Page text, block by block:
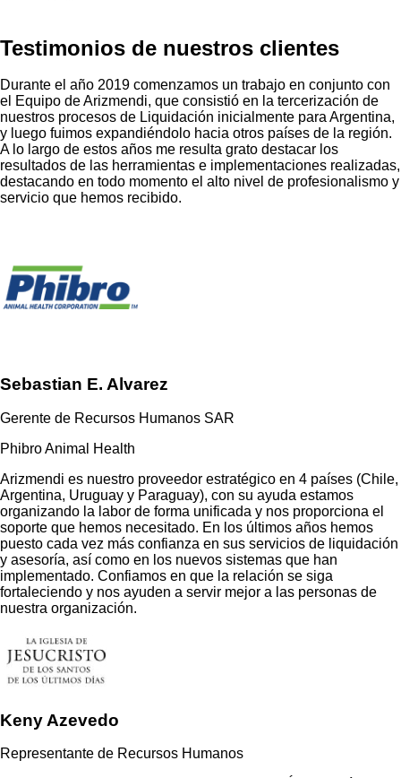
Testimonios de nuestros clientes
Durante el año 2019 comenzamos un trabajo en conjunto con
el Equipo de Arizmendi, que consistió en la tercerización de
nuestros procesos de Liquidación inicialmente para Argentina,
y luego fuimos expandiéndolo hacia otros países de la región.
A lo largo de estos años me resulta grato destacar los
resultados de las herramientas e implementaciones realizadas,
destacando en todo momento el alto nivel de profesionalismo y
servicio que hemos recibido.
Sebastian E. Alvarez
Gerente de Recursos Humanos SAR
Phibro Animal Health
Arizmendi es nuestro proveedor estratégico en 4 países (Chile,
Argentina, Uruguay y Paraguay), con su ayuda estamos
organizando la labor de forma unificada y nos proporciona el
soporte que hemos necesitado. En los últimos años hemos
puesto cada vez más confianza en sus servicios de liquidación
y asesoría, así como en los nuevos sistemas que han
implementado. Confiamos en que la relación se siga
fortaleciendo y nos ayuden a servir mejor a las personas de
nuestra organización.
Keny Azevedo
Representante de Recursos Humanos